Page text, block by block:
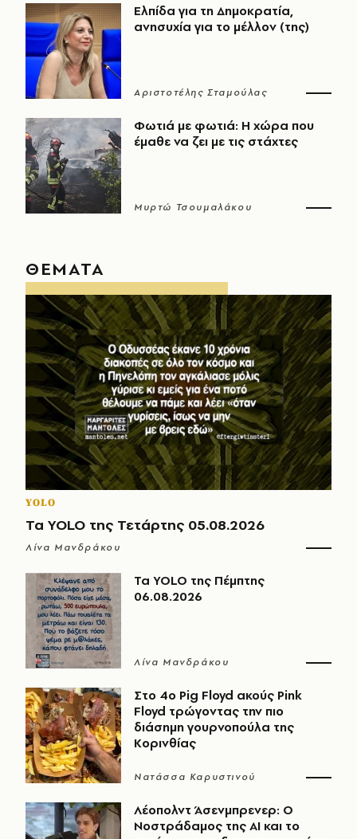
Ελπίδα για τη Δημοκρατία,
ανησυχία για το μέλλον (της)
Αριστοτέλης Σταμούλας
Φωτιά με φωτιά: Η χώρα που
έμαθε να ζει με τις στάχτες
Μυρτώ Τσουμαλάκου
ΘΕΜΑΤΑ
YOLO
Τα YOLO της Τετάρτης 05.08.2026
Λίνα Μανδράκου
Τα YOLO της Πέμπτης
06.08.2026
Λίνα Μανδράκου
Στο 4ο Pig Floyd ακούς Pink
Floyd τρώγοντας την πιο
διάσημη γουρνοπούλα της
Κορινθίας
Νατάσσα Καρυστινού
Λέοπολντ Άσενμπρενερ: Ο
Νοστράδαμος της AI και το